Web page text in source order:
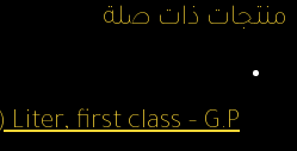
منتجات ذات صلة
first class – G.P